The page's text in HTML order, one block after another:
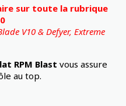
sur toute la rubrique
V10 & Defyer, Extreme
RPM Blast vous assure
au top.